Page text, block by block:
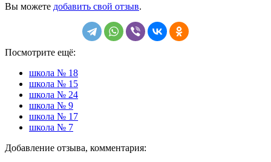
Вы можете добавить свой отзыв.
Посмотрите ещё:
школа № 18
школа № 15
школа № 24
школа № 9
школа № 17
школа № 7
Добавление отзыва, комментария: